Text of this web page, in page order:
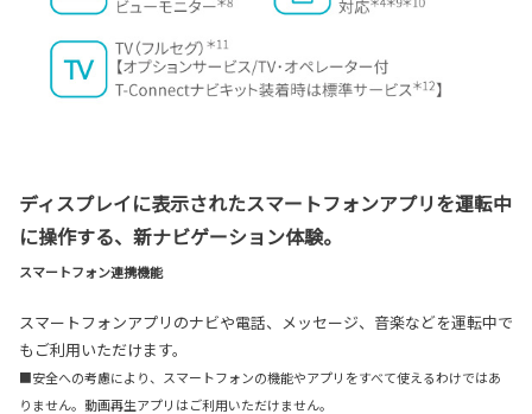
ディスプレイに表示されたスマートフォンアプリを運転中
に操作する、新ナビゲーション体験。
スマートフォン連携機能
スマートフォンアプリのナビや電話、メッセージ、音楽などを運転中で
もご利用いただけます。
■安全への考慮により、スマートフォンの機能やアプリをすべて使えるわけではあ
りません。動画再生アプリはご利用いただけません。